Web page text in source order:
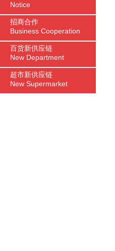
Notice
招商合作
Business Cooperation
百货新供应链
New Department
超市新供应链
New Supermarket